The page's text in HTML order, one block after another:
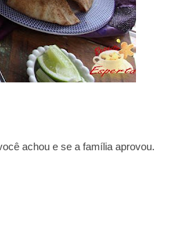
achou e se a família aprovou.